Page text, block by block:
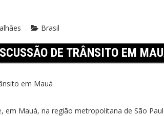
Brasil
DE TRÂNSITO EM
em Mauá, na região metropolitana de São